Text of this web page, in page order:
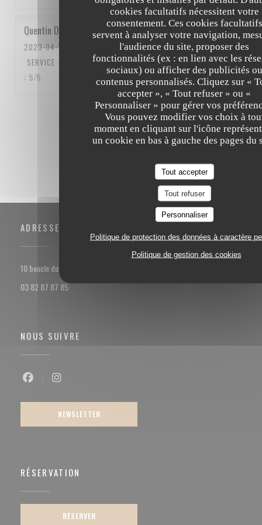
cookies facultatifs nécessitent votre
consentement. Ces cookies facultatifs
servent à analyser votre navigation,
l'audience du site, proposer des
fonctionnalités (ex : en lien avec les
sociaux) ou afficher des publicités ou
contenus personnalisés. Cliquez sur «
accepter », « Tout refuser » ou «
Personnaliser » pour gérer vos
Vous pouvez modifier vos choix à
moment en cliquant sur l'icône
un cookie en bas à gauche des pages du
Tout accepter
Tout refuser
Personnaliser
Politique de protection des données à caractère
Politique de gestion des cookies
Quentin D
2023-04-15
- 12:15 - COUVERTS 5
SERVICE : AMBIANCE: 5/5 CUISINE: 5 /5 QUALITÉ / PRIX
: 5/5
2 3
ADRESSE
10 boucle du val Marie 57100 Thionville
03 82 87 87 85
NOUS SUIVRE
Facebook ((ouvre une nouvelle fenêtre))
NEWSLETTER
RÉSERVATION
RÉSERVER